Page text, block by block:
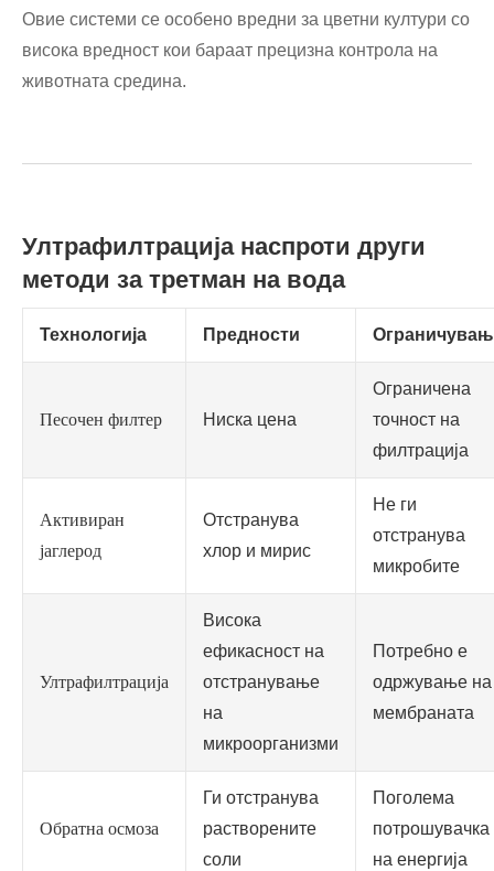
Овие системи се особено вредни за цветни култури со
висока вредност кои бараат прецизна контрола на
животната средина.
Ултрафилтрација наспроти други
методи за третман на вода
Технологија Предности
Песочен филтер Ниска цена
Ограничена
точност на
филтрација
Активиран
јаглерод
Отстранува
хлор и мирис
Не ги
отстранува
микробите
Ултрафилтрација
Висока
ефикасност на
отстранување
на
микроорганизми
Потребно е
одржување на
мембраната
Обратна осмоза
Ги отстранува
растворените
соли
Поголема
потрошувачка
на енергија